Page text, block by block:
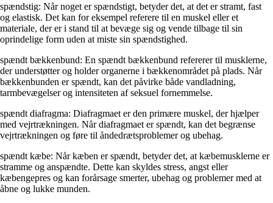
spændstig: Når noget er spændstigt, betyder det, at det er stramt, fast
og elastisk. Det kan for eksempel referere til en muskel eller et
materiale, der er i stand til at bevæge sig og vende tilbage til sin
oprindelige form uden at miste sin spændstighed.
spændt bækkenbund: En spændt bækkenbund refererer til musklerne,
der understøtter og holder organerne i bækkenområdet på plads. Når
bækkenbunden er spændt, kan det påvirke både vandladning,
tarmbevægelser og intensiteten af seksuel fornemmelse.
spændt diafragma: Diafragmaet er den primære muskel, der hjælper
med vejrtrækningen. Når diafragmaet er spændt, kan det begrænse
vejrtrækningen og føre til åndedrætsproblemer og ubehag.
spændt kæbe: Når kæben er spændt, betyder det, at kæbemusklerne er
stramme og anspændte. Dette kan skyldes stress, angst eller
kæbengepres og kan forårsage smerter, ubehag og problemer med at
åbne og lukke munden.